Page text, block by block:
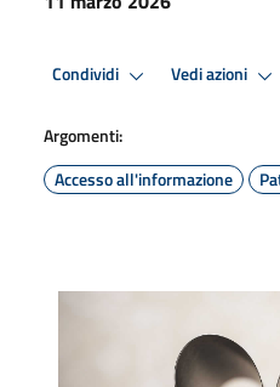
Condividi Vedi azioni
Argomenti:
Accesso all'informazione